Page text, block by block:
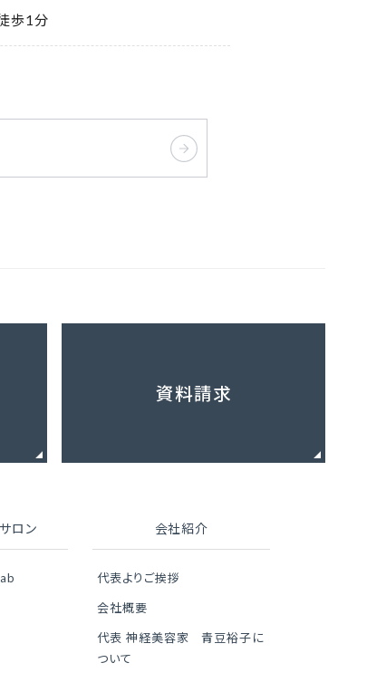
歩1分
資料請求
ロン 会社紹介
代表よりご挨拶
会社概要
代表 神経美容家 青豆裕子に
ついて